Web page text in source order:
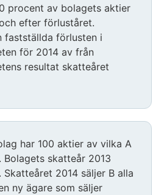
procent av bolagets aktier
efter förluståret.
fastställda förlusten i
för 2014 av från
resultat skatteåret
har 100 aktier av vilka A
skatteår 2013
2014 säljer B alla
ny ägare som säljer